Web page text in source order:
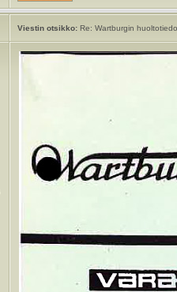
Viestin otsikko:Re: Wartburgin